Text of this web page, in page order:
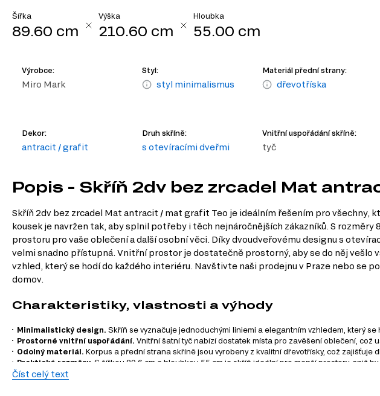
Šířka
89.60 cm
Výška
210.60 cm
Hloubka
55.00 cm
Výrobce:
Miro Mark
Styl:
styl minimalismus
Materiál přední strany:
dřevotříska
Dekor:
antracit / grafit
Druh skříně:
s otevíracími dveřmi
Vnitřní uspořádání skříně:
tyč
Popis - Skříň 2dv bez zrcadel Mat
Skříň 2dv bez zrcadel Mat antracit / mat grafit Teo je ideálním řešením pro
kousek je navržen tak, aby splnil potřeby i těch nejnáročnějších zákazníků. S
prostoru pro vaše oblečení a další osobní věci. Díky dvoudveřovému designu s
velmi snadno přístupná. Vnitřní prostor je dostatečně prostorný, aby se do něj
vzhled, který se hodí do každého interiéru. Navštivte naši prodejnu v Praze nebo se
domov.
Charakteristiky, vlastnosti a výhody
Minimalistický design. Skříň se vyznačuje jednoduchými liniemi a elegantním vzhledem, který se
Prostorné vnitřní uspořádání. Vnitřní šatní tyč nabízí dostatek místa pro zavěšení oblečení, což
Odolný materiál. Korpus a přední strana skříně jsou vyrobeny z kvalitní dřevotřísky, což zajišťuje
Praktické rozměry. S šířkou 89,6 cm a hloubkou 55 cm je skříň ideální pro menší prostory, aniž
Elegantní dekor.
Číst celý text